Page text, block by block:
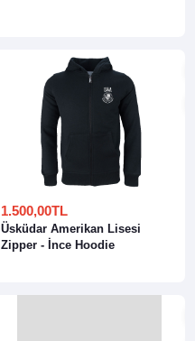
1.500,00TL
Üsküdar Amerikan Lisesi
Zipper - İnce Hoodie